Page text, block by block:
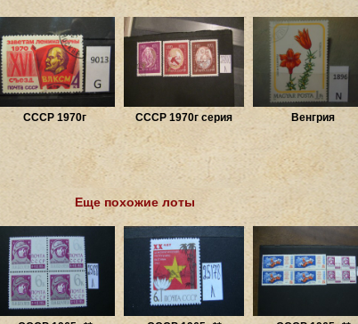
СССР 1970г СССР 1970г серия Венгрия
Еще похожие лоты